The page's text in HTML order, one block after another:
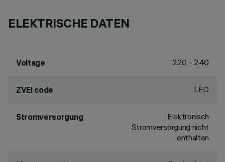
ELEKTRISCHE DATEN
Voltage 220 - 240
ZVEI code LED
Stromversorgung
Elektronisch
Stromversorgung nicht
enthalten